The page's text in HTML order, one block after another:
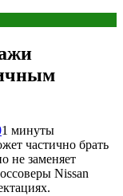
1 минуты
частично брать
не заменяет
Nissan